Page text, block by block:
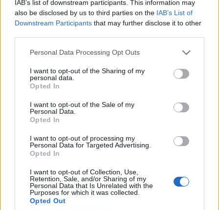
IAB’s list of downstream participants. This information may
also be disclosed by us to third parties on the IAB’s List of
Downstream Participants that may further disclose it to other
Personal Data Processing Opt Outs
I want to opt-out of the Sharing of my
personal data.
Opted In
I want to opt-out of the Sale of my
Personal Data.
Opted In
I want to opt-out of processing my
Personal Data for Targeted Advertising.
Opted In
I want to opt-out of Collection, Use,
Retention, Sale, and/or Sharing of my
Personal Data that Is Unrelated with the
Purposes for which it was collected.
Opted Out